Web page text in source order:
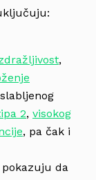
,
2, visokog
, pa čak i
pokazuju da